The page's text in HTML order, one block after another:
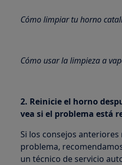
Cómo limpiar tu horno
Cómo usar la limpieza a
2. Reinicie el horno
vea si el problema está
Si los consejos anteriores
problema,
un técnico de servicio